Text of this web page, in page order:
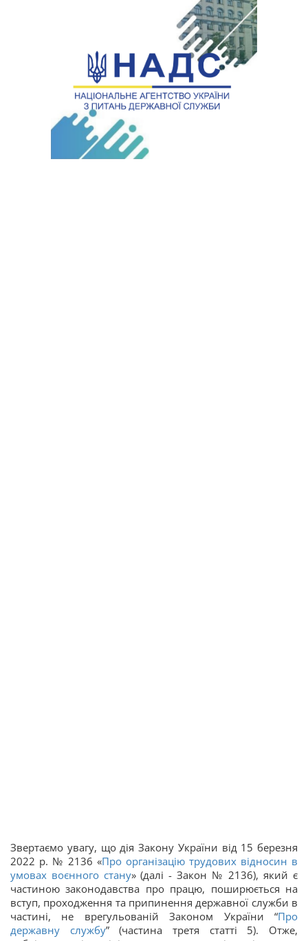
Звертаємо увагу, що дія Закону України від 15 березня
2022 р. № 2136 «Про організацію трудових відносин в
умовах воєнного стану» (далі - Закон № 2136), який є
частиною законодавства про працю, поширюється на
вступ, проходження та припинення державної служби в
частині, не врегульованій Законом України “Про
державну службу” (частина третя статті 5). Отже,